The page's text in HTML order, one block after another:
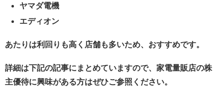
ヤマダ電機
エディオン
あたりは利回りも高く店舗も多いため、おすすめです。
詳細は下記の記事にまとめていますので、家電量販店の株
主優待に興味がある方はぜひご参照ください。